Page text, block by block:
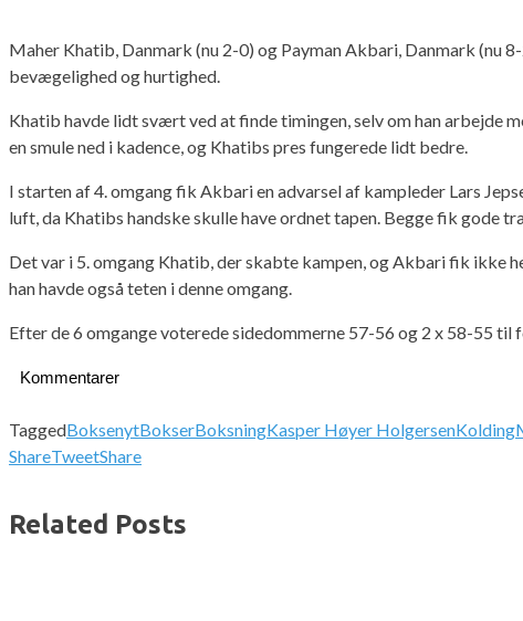
Maher Khatib, Danmark (nu 2-0) og Payman Akbari, Danmark (nu
bevægelighed og hurtighed.
Khatib havde lidt svært ved at finde timingen, selv om han arbejde
en smule ned i kadence, og Khatibs pres fungerede lidt bedre.
I starten af 4. omgang fik Akbari en advarsel af kampleder Lars
luft, da Khatibs handske skulle have ordnet tapen. Begge fik gode
Det var i 5. omgang Khatib, der skabte kampen, og Akbari fik ikke
han havde også teten i denne omgang.
Efter de 6 omgange voterede sidedommerne 57-56 og 2 x 58-55 til
Kommentarer
TaggedBoksenytBokserBoksningKasper Høyer HolgersenKolding
ShareTweetShare
Related Posts